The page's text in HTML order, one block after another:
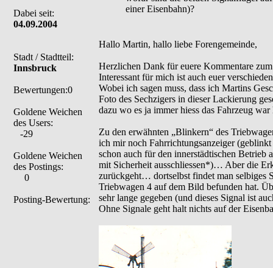
Dabei seit:
04.09.2004
Stadt / Stadtteil:
Innsbruck
Bewertungen:0
Goldene Weichen
des Users:
-29
Goldene Weichen
des Postings:
0
Posting-Bewertung:
einer Eisenbahn)?
Hallo Martin, hallo liebe Forengemeinde,
Herzlichen Dank für euere Kommentare
Interessant für mich ist auch euer
Wobei ich sagen muss, dass ich Martins
Foto des Sechzigers in dieser Lackierung
dazu wo es ja immer hiess das Fahrzeug
Zu den erwähnten „Blinkern“ des
ich mir noch Fahrrichtungsanzeiger
schon auch für den innerstädtischen Betrieb
mit Sicherheit ausschliessen*)… Aber die
zurückgeht… dortselbst findet man selbiges
Triebwagen 4 auf dem Bild befunden hat.
sehr lange gegeben (und dieses Signal ist
Ohne Signale geht halt nichts auf der